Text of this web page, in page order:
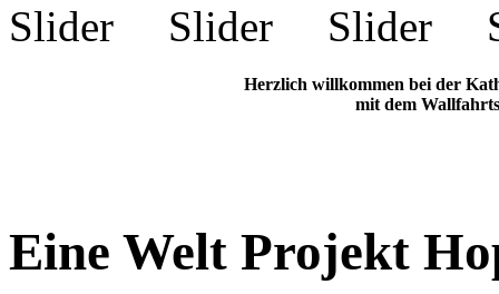
Herzlich willkommen bei der
mit dem
Eine Welt Projekt